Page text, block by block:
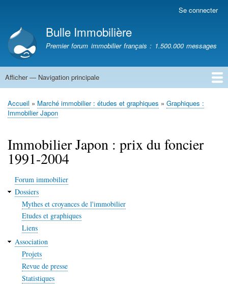
contenu
principal
compte
de
l'utilisateur
Se connecter
Bulle Immobilière
Premier forum immobilier français : 1.500.000 messages
Navigation
Afficher — Navigation principale
Accueil
Fil
Accueil Marché immobilier : études et graphiques
Graphiques :
Immobilier Japon
Immobilier Japon : prix du foncier
1991-2004
Forum immobilier
Dossiers
Mythes et croyances de l'immobilier
Etudes et graphiques
Liens
Association
Projets
Revue de presse
Statistiques